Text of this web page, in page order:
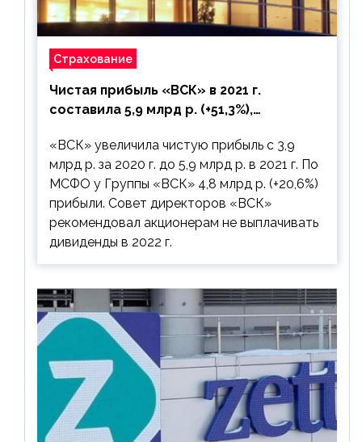
Страхование
Чистая прибыль «ВСК» в 2021 г.
составила 5,9 млрд р. (+51,3%),
выплачивать
«ВСК» увеличила чистую прибыль с 3,9
млрд р. за 2020 г. до 5,9 млрд р. в 2021 г. По
МСФО у Группы «ВСК» 4,8 млрд р. (+20,6%)
прибыли. Совет директоров «ВСК»
рекомендовал акционерам не выплачивать
дивиденды в 2022 г.